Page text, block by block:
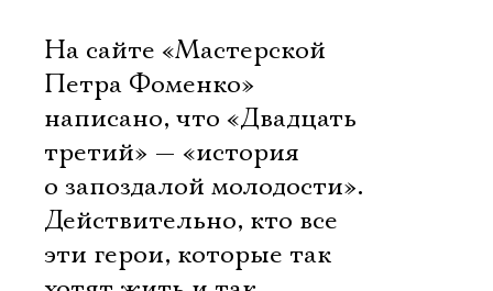
На сайте «Мастерской
Петра Фоменко»
написано, что «Двадцать
третий» — «история
о запоздалой молодости».
Действительно, кто все
эти герои, которые так